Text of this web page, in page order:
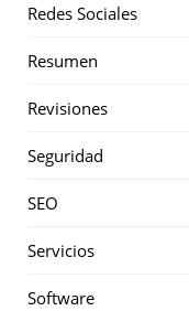
Redes Sociales
Resumen
Revisiones
Seguridad
SEO
Servicios
Software